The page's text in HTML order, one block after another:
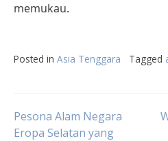
memukau.
Posted in Asia Tenggara Tagged
Post
Pesona Alam Negara
Eropa Selatan yang